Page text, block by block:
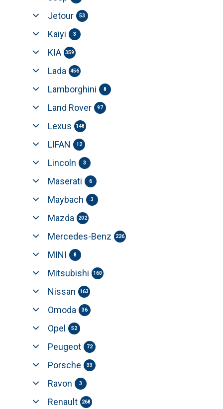
Jetour 53
Kaiyi 3
KIA 359
Lada 456
Lamborghini 8
Land Rover 97
Lexus 148
LIFAN 12
Lincoln 3
Maserati 6
Maybach 3
Mazda 202
Mercedes-Benz 226
MINI 8
Mitsubishi 160
Nissan 163
Omoda 36
Opel 52
Peugeot 72
Porsche 33
Ravon 3
Renault 268